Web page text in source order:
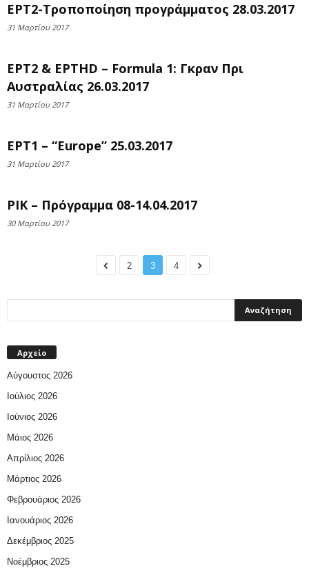
ΕΡΤ2-Τροποποίηση προγράμματος 28.03.2017
31 Μαρτίου 2017
ΕΡΤ2 & ΕΡΤHD – Formula 1: Γκραν Πρι
Αυστραλίας 26.03.2017
31 Μαρτίου 2017
ΕΡΤ1 – “Europe” 25.03.2017
31 Μαρτίου 2017
ΡΙΚ – Πρόγραμμα 08-14.04.2017
30 Μαρτίου 2017
2 3 4
Αρχείο
Αύγουστος 2026
Ιούλιος 2026
Ιούνιος 2026
Μάιος 2026
Απρίλιος 2026
Μάρτιος 2026
Φεβρουάριος 2026
Ιανουάριος 2026
Δεκέμβριος 2025
Νοέμβριος 2025